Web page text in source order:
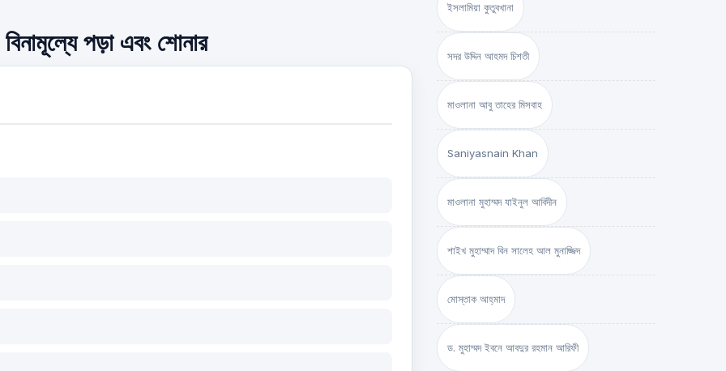
পড়া এবং শোনার
ইসলামিয়া কুতুবখানা
সদর উদ্দিন আহমদ চিশতী
মাওলানা আবু তাহের মিসবাহ
Saniyasnain Khan
মাওলানা মুহাম্মদ যাইনুল আবিদীন
শাইখ মুহাম্মাদ বিন সালেহ আল মুনাজ্জিদ
মোস্তাক আহ্‌মাদ
ড. মুহাম্মদ ইবনে আবদুর রহমান আরিফী